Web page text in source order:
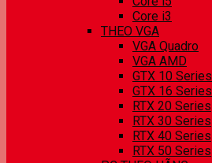
Core i3
THEO VGA
VGA Quadro
VGA AMD
GTX 10 Series
GTX 16 Series
RTX 20 Series
RTX 30 Series
RTX 40 Series
RTX 50 Series